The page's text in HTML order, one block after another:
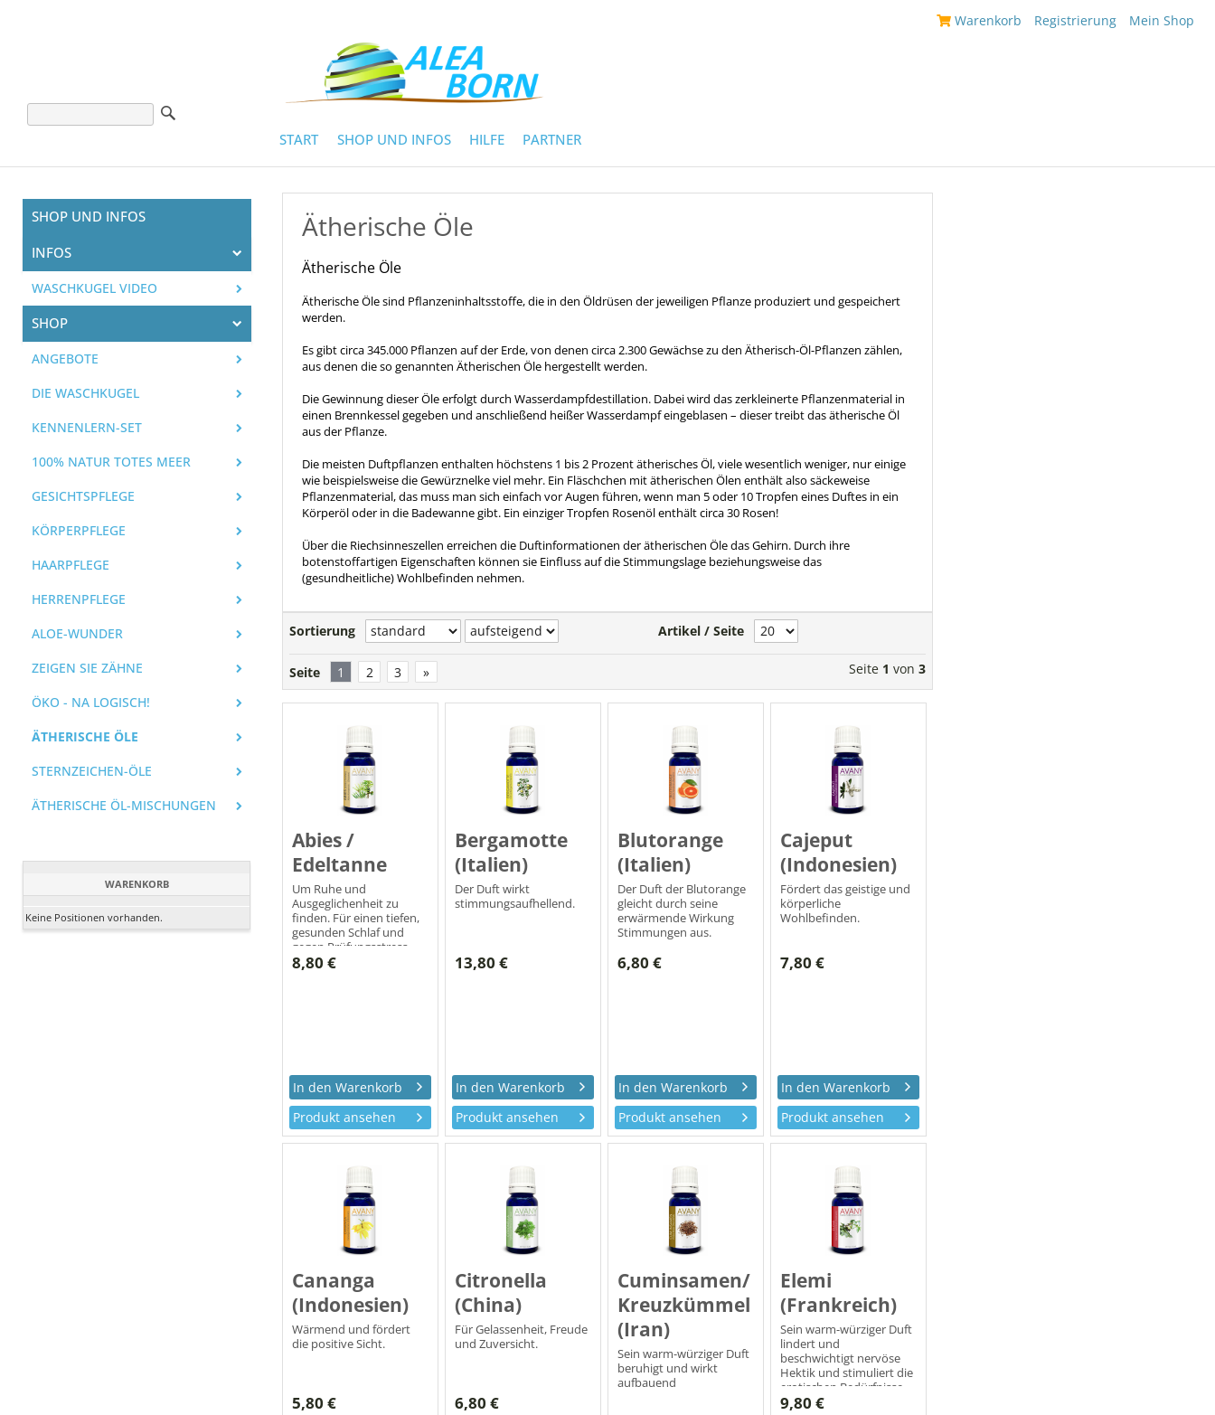
Warenkorb Registrierung Mein Shop
START SHOP UND INFOS HILFE PARTNER
SHOP UND INFOS
INFOS
WASCHKUGEL VIDEO
SHOP
ANGEBOTE
DIE WASCHKUGEL
KENNENLERN-SET
100% NATUR TOTES MEER
GESICHTSPFLEGE
KÖRPERPFLEGE
HAARPFLEGE
HERRENPFLEGE
ALOE-WUNDER
ZEIGEN SIE ZÄHNE
ÖKO - NA LOGISCH!
ÄTHERISCHE ÖLE
STERNZEICHEN-ÖLE
ÄTHERISCHE ÖL-MISCHUNGEN
WARENKORB
Keine Positionen vorhanden.
Ätherische Öle
Ätherische Öle
Ätherische Öle sind Pflanzeninhaltsstoffe, die in den Öldrüsen der jeweiligen Pflanze produziert und gespeichert
werden.
Es gibt circa 345.000 Pflanzen auf der Erde, von denen circa 2.300 Gewächse zu den Ätherisch-Öl-Pflanzen zählen,
aus denen die so genannten Ätherischen Öle hergestellt werden.
Die Gewinnung dieser Öle erfolgt durch Wasserdampfdestillation. Dabei wird das zerkleinerte Pflanzenmaterial in
einen Brennkessel gegeben und anschließend heißer Wasserdampf eingeblasen – dieser treibt das ätherische Öl
aus der Pflanze.
Die meisten Duftpflanzen enthalten höchstens 1 bis 2 Prozent ätherisches Öl, viele wesentlich weniger, nur einige
wie beispielsweise die Gewürznelke viel mehr. Ein Fläschchen mit ätherischen Ölen enthält also säckeweise
Pflanzenmaterial, das muss man sich einfach vor Augen führen, wenn man 5 oder 10 Tropfen eines Duftes in ein
Körperöl oder in die Badewanne gibt. Ein einziger Tropfen Rosenöl enthält circa 30 Rosen!
Über die Riechsinneszellen erreichen die Duftinformationen der ätherischen Öle das Gehirn. Durch ihre
botenstoffartigen Eigenschaften können sie Einfluss auf die Stimmungslage beziehungsweise das
(gesundheitliche) Wohlbefinden nehmen.
Sortierung Artikel / Seite
Seite 1 2 3 » Seite 1 von 3
Abies /
Edeltanne
Um Ruhe und
Ausgeglichenheit zu
finden. Für einen tiefen,
gesunden Schlaf und
gegen Prüfungsstress.
8,80 €
Produkt ansehen
Bergamotte
(Italien)
Der Duft wirkt
stimmungsaufhellend.
13,80 €
Produkt ansehen
Blutorange
(Italien)
Der Duft der Blutorange
gleicht durch seine
erwärmende Wirkung
Stimmungen aus.
6,80 €
Produkt ansehen
Cajeput
(Indonesien)
Fördert das geistige und
körperliche
Wohlbefinden.
7,80 €
Produkt ansehen
Cananga
(Indonesien)
Wärmend und fördert
die positive Sicht.
5,80 €
Citronella
(China)
Für Gelassenheit, Freude
und Zuversicht.
6,80 €
Cuminsamen/
Kreuzkümmel
(Iran)
Sein warm-würziger Duft
beruhigt und wirkt
aufbauend
Elemi
(Frankreich)
Sein warm-würziger Duft
lindert und
beschwichtigt nervöse
Hektik und stimuliert die
erotischen Bedürfnisse.
9,80 €